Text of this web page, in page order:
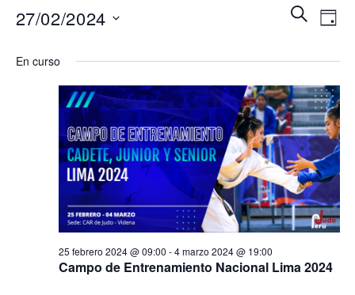
en
27
y
vistas
de
Eventos
BUSCAR
de
DÍA
27/02/2024
la
En curso
Campo de Entrenamiento Nacional Lima 2024
25 febrero 2024 @ 09:00 -4 marzo 2024 @ 19:00